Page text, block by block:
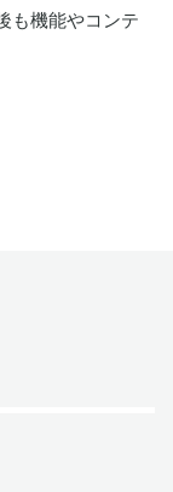
も機能やコンテ